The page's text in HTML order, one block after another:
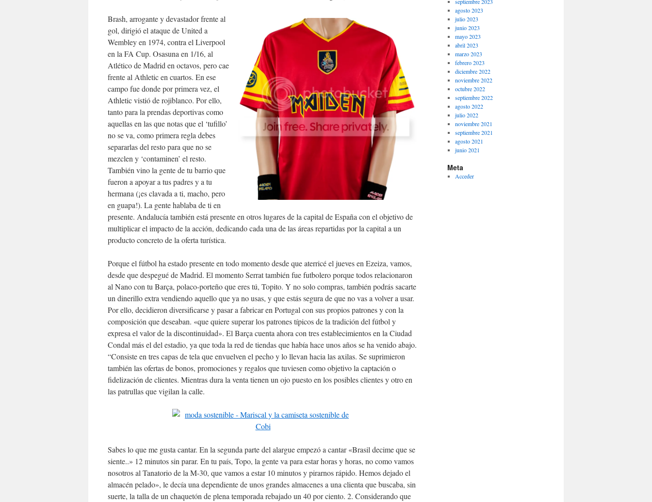
Brash, arrogante y devastador frente al
gol, dirigió el ataque de United a
Wembley en 1974, contra el Liverpool
en la FA Cup. Osasuna en 1/16, al
Atlético de Madrid en octavos, pero cae
frente al Athletic en cuartos. En ese
campo fue donde por primera vez, el
Athletic vistió de rojiblanco. Por ello,
tanto para la prendas deportivas como
aquellas en las que notas que el ‘tufillo’
no se va, como primera regla debes
separarlas del resto para que no se
mezclen y ‘contaminen’ el resto.
También vino la gente de tu barrio que
fueron a apoyar a tus padres y a tu
hermana (¡es clavada a ti, macho, pero
en guapa!). La gente hablaba de ti en
presente. Andalucía también está presente en otros lugares de la capital de España con el objetivo de
multiplicar el impacto de la acción, dedicando cada una de las áreas repartidas por la capital a un
producto concreto de la oferta turística.
Porque el fútbol ha estado presente en todo momento desde que aterricé el jueves en Ezeiza, vamos,
desde que despegué de Madrid. El momento Serrat también fue futbolero porque todos relacionaron
al Nano con tu Barça, polaco-porteño que eres tú, Topito. Y no solo compras, también podrás sacarte
un dinerillo extra vendiendo aquello que ya no usas, y que estás segura de que no vas a volver a usar.
Por ello, decidieron diversificarse y pasar a fabricar en Portugal con sus propios patrones y con la
composición que deseaban. «que quiere superar los patrones típicos de la tradición del fútbol y
expresa el valor de la discontinuidad». El Barça cuenta ahora con tres establecimientos en la Ciudad
Condal más el del estadio, ya que toda la red de tiendas que había hace unos años se ha venido abajo.
“Consiste en tres capas de tela que envuelven el pecho y lo llevan hacia las axilas. Se suprimieron
también las ofertas de bonos, promociones y regalos que tuviesen como objetivo la captación o
fidelización de clientes. Mientras dura la venta tienen un ojo puesto en los posibles clientes y otro en
las patrullas que vigilan la calle.
Sabes lo que me gusta cantar. En la segunda parte del alargue empezó a cantar «Brasil decime que se
siente..» 12 minutos sin parar. En tu país, Topo, la gente va para estar horas y horas, no como vamos
nosotros al Tanatorio de la M-30, que vamos a estar 10 minutos y pirarnos rápido. Hemos dejado el
almacén pelado», le decía una dependiente de unos grandes almacenes a una clienta que buscaba, sin
suerte, la talla de un chaquetón de plena temporada rebajado un 40 por ciento. 2. Considerando que
agosto 2023
julio 2023
junio 2023
mayo 2023
abril 2023
marzo 2023
febrero 2023
diciembre 2022
noviembre 2022
octubre 2022
septiembre 2022
agosto 2022
julio 2022
noviembre 2021
septiembre 2021
agosto 2021
junio 2021
Meta
Acceder